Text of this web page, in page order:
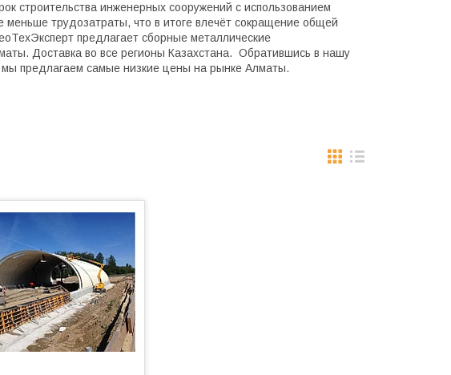
строительства инженерных сооружений с использованием
меньше трудозатраты, что в итоге влечёт сокращение общей
предлагает сборные металлические
Доставка во все регионы Казахстана. Обратившись в нашу
предлагаем самые низкие цены на рынке Алматы.